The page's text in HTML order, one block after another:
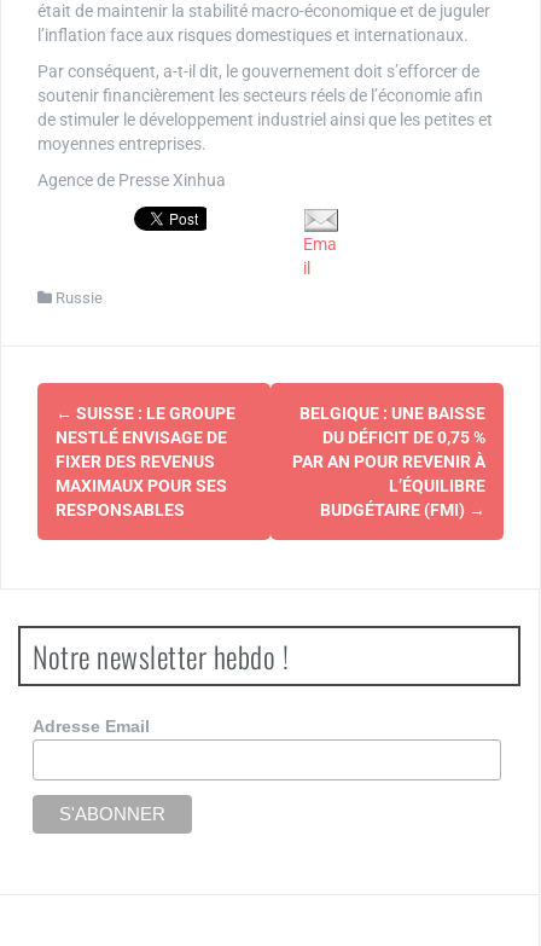
était de maintenir la stabilité macro-économique et de juguler
l’inflation face aux risques domestiques et internationaux.
Par conséquent, a-t-il dit, le gouvernement doit s’efforcer de
soutenir financièrement les secteurs réels de l’économie afin
de stimuler le développement industriel ainsi que les petites et
moyennes entreprises.
Agence de Presse Xinhua
Ema
il
Russie
Navigation
d'article
← SUISSE : LE GROUPE
NESTLÉ ENVISAGE DE
FIXER DES REVENUS
MAXIMAUX POUR SES
RESPONSABLES
BELGIQUE : UNE BAISSE
DU DÉFICIT DE 0,75 %
PAR AN POUR REVENIR À
L’ÉQUILIBRE
BUDGÉTAIRE (FMI) →
Notre newsletter hebdo !
Adresse Email